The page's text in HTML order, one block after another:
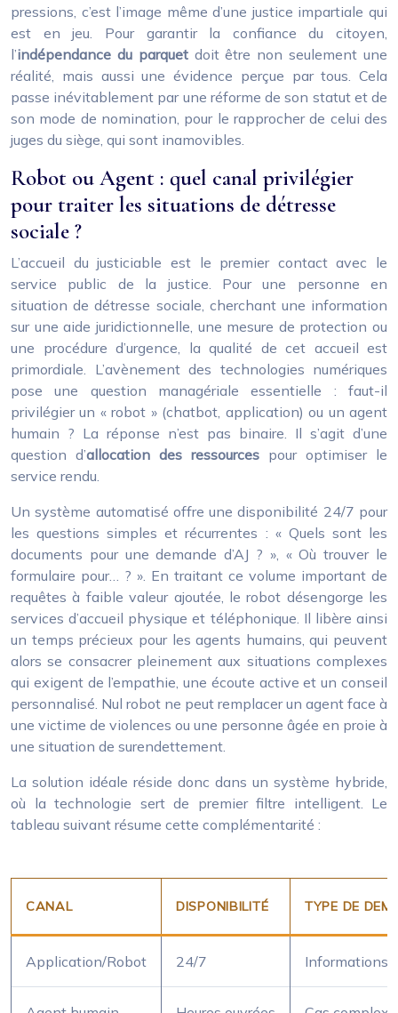
pressions, c’est l’image même d’une justice impartiale qui
est en jeu. Pour garantir la confiance du citoyen,
l’indépendance du parquetdoit être non seulement une
réalité, mais aussi une évidence perçue par tous. Cela
passe inévitablement par une réforme de son statut et de
son mode de nomination, pour le rapprocher de celui des
juges du siège, qui sont inamovibles.
Robot ou Agent : quel canal privilégier
pour traiter les situations de détresse
sociale ?
L’accueil du justiciable est le premier contact avec le
service public de la justice. Pour une personne en
situation de détresse sociale, cherchant une information
sur une aide juridictionnelle, une mesure de protection ou
une procédure d’urgence, la qualité de cet accueil est
primordiale. L’avènement des technologies numériques
pose une question managériale essentielle : faut-il
privilégier un « robot » (chatbot, application) ou un agent
humain ? La réponse n’est pas binaire. Il s’agit d’une
question d’allocation des ressources pour optimiser le
service rendu.
Un système automatisé offre une disponibilité 24/7 pour
les questions simples et récurrentes : « Quels sont les
documents pour une demande d’AJ ? », « Où trouver le
formulaire pour… ? ». En traitant ce volume important de
requêtes à faible valeur ajoutée, le robot désengorge les
services d’accueil physique et téléphonique. Il libère ainsi
un temps précieux pour les agents humains, qui peuvent
alors se consacrer pleinement aux situations complexes
qui exigent de l’empathie, une écoute active et un conseil
personnalisé. Nul robot ne peut remplacer un agent face à
une victime de violences ou une personne âgée en proie à
une situation de surendettement.
La solution idéale réside donc dans un système hybride,
où la technologie sert de premier filtre intelligent. Le
tableau suivant résume cette complémentarité :
CANAL DISPONIBILITÉ TYPE DE
Application/Robot 24/7 Informations